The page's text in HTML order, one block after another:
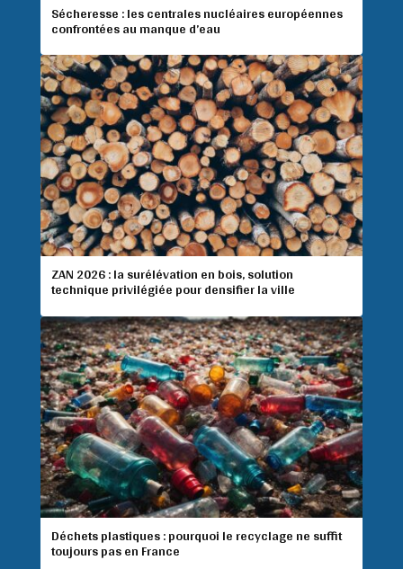
Sécheresse : les centrales nucléaires européennes
confrontées au manque d’eau
ZAN 2026 : la surélévation en bois, solution
technique privilégiée pour densifier la ville
Déchets plastiques : pourquoi le recyclage ne suffit
toujours pas en France